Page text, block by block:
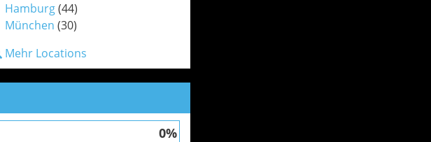
Hamburg(44)
München (30)
Mehr Locations
0%